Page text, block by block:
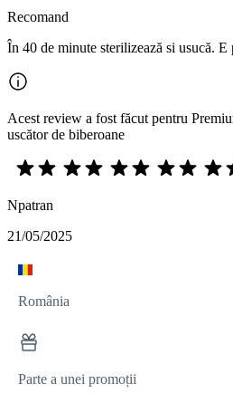
Recomand
În 40 de minute sterilizează si usucă.
Acest review a fost făcut pentru
uscător de biberoane
Npatran
21/05/2025
România
Parte a unei promoții